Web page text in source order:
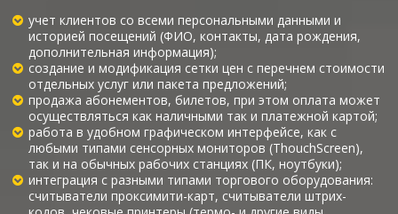
учет клиентов со всеми персональными данными и
историей посещений (ФИО, контакты, дата рождения,
дополнительная информация);
создание и модификация сетки цен с перечнем стоимости
отдельных услуг или пакета предложений;
продажа абонементов, билетов, при этом оплата может
осуществляться как наличными так и платежной картой;
работа в удобном графическом интерфейсе, как с
любыми типами сенсорных мониторов (ThouchScreen),
так и на обычных рабочих станциях (ПК, ноутбуки);
интеграция с разными типами торгового оборудования:
считыватели проксимити-карт, считыватели штрих-